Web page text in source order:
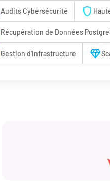
Audits Cybersécurité shield
Récupération de Données
Gestion d'Infrastructure diamond